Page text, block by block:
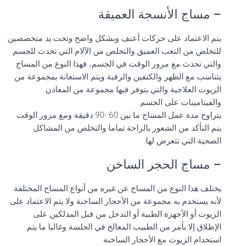
– مساج الأنسجة العميقة
يتم الاعتماد على حركات أعنف وبشكل واضح وتحت يد متخصصين
للتخلص من التعب العميق والتخلص من الآلام التي تحدث للجسم
والتي تحدث مع مرور الوقت في الجسم، فهذا النوع من المساج
يتناسب مع الظهر والكتفين والرقبة ويتم الاستعانة بمجموعة من
الزيوت العلاجية والتي يتوفر فيها مجموعة من المعادن
والفيتامينات على الجسم.
يتراوح مدة عمل المساج ما بين 60 -90 دقيقة ومع مرور الوقت
يتم التأكد من الشعور بالراحة تماما والتخلص من المشاكل
الصحية التي تتعرض لها.
– مساج الحجر الساخن
يختلف هذا النوع من المساج عن غيره من أنواع المساج المختلفة
لأنه يستخدم به مجموعة من الأحجار الساخنة ولا يتم الاعتماد على
الزيوت أو الأجهزة الطبية أو التدخل من قبل المدلكين على
الإطلاق إلا بأمر من الطبيب المعالج في الجلسة وغالبا ما يتم
استخدام الزيوت مع الأحجار الساخنة.